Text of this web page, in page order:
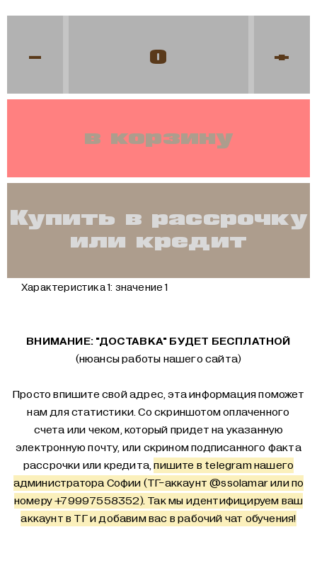
- +
в корзину
Купить в рассрочку
или кредит
Характеристика 1: значение 1
ВНИМАНИЕ: "ДОСТАВКА" БУДЕТ БЕСПЛАТНОЙ
(нюансы работы нашего сайта)
Просто впишите свой адрес, эта информация поможет
нам для статистики. Со скриншотом оплаченного
счета или чеком, который придет на указанную
электронную почту, или скрином подписанного факта
рассрочки или кредита,пишите в telegram нашего
администратора Софии (ТГ-аккаунт@ssolamarили по
номеру +79997558352). Так мы идентифицируем ваш
аккаунт в ТГ и добавим вас в рабочий чат обучения!